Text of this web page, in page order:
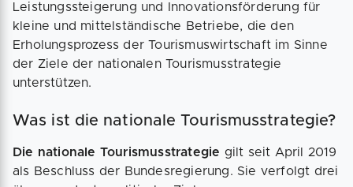
Leistungssteigerung und Innovationsförderung für
kleine und mittelständische Betriebe, die den
Erholungsprozess der Tourismuswirtschaft im Sinne
der Ziele der nationalen Tourismusstrategie
unterstützen.
Was ist die nationale Tourismusstrategie?
Die nationale Tourismusstrategie gilt seit April 2019
als Beschluss der Bundesregierung. Sie verfolgt drei